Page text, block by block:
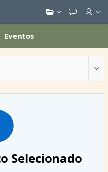
Eventos
Selecionado